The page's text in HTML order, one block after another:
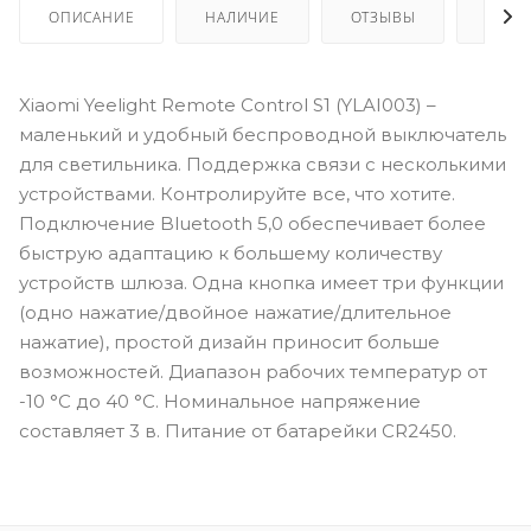
ОПИСАНИЕ НАЛИЧИЕ ОТЗЫВЫ КАК
Xiaomi Yeelight Remote Сontrol S1 (YLAI003) –
маленький и удобный беспроводной выключатель
для светильника. Поддержка связи с несколькими
устройствами. Контролируйте все, что хотите.
Подключение Bluetooth 5,0 обеспечивает более
быструю адаптацию к большему количеству
устройств шлюза. Одна кнопка имеет три функции
(одно нажатие/двойное нажатие/длительное
нажатие), простой дизайн приносит больше
возможностей. Диапазон рабочих температур от
-10 °C до 40 °C. Номинальное напряжение
составляет 3 в. Питание от батарейки CR2450.